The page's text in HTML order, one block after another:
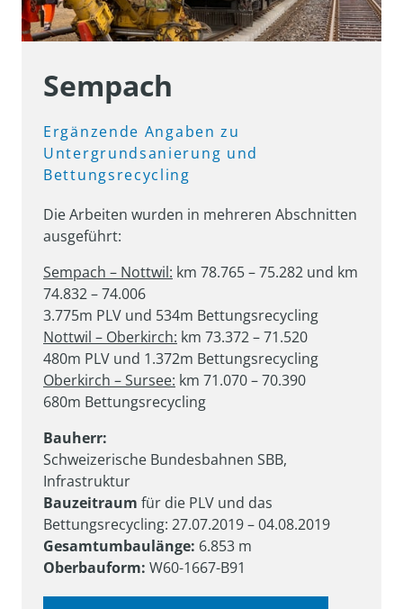
Sempach
Ergänzende Angaben
Untergrundsanierung
Bettungsrecycling
Die Arbeiten wurden in mehreren Abschnitten
ausgeführt:
Sempach – Nottwil: km 78.765 – 75.282 und km
74.832 – 74.006
Nottwil – Oberkirch: km 73.372 – 71.520
Oberkirch – Sursee: km 71.070 – 70.390
680m Bettungsrecycling
Bauherr:
Schweizerische Bundesbahnen SBB,
Bauzeitraum für die PLV und das
Gesamtumbaulänge:
Oberbauform: W60-1667-B91